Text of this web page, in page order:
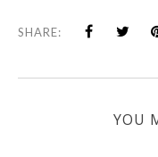
SHARE:
YOU